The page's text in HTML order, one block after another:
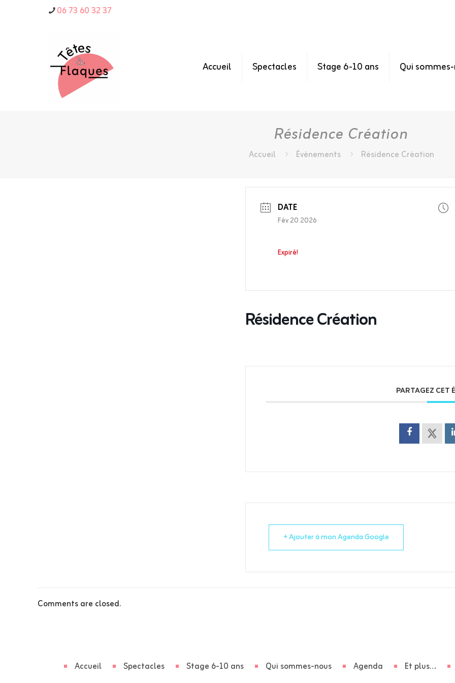
06 73 60 32 37
Accueil Spectacles Stage 6-10 ans Qui
Résidence Création
Accueil Événements Résidence Création
DATE
Fév 20 2026
Expiré!
Résidence Création
PARTAGEZ CET
+ Ajouter à mon Agenda Google
Comments are closed.
Accueil Spectacles Stage 6-10 ans Qui sommes-nous Agenda Et plus…